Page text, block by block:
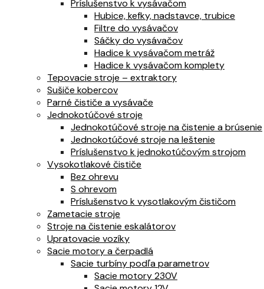
Príslušenstvo k vysávačom
Hubice, kefky, nadstavce, trubice
Filtre do vysávačov
Sáčky do vysávačov
Hadice k vysávačom metráž
Hadice k vysávačom komplety
Tepovacie stroje – extraktory
Sušiče kobercov
Parné čističe a vysávače
Jednokotúčové stroje
Jednokotúčové stroje na čistenie a brúsenie
Jednokotúčové stroje na leštenie
Príslušenstvo k jednokotúčovým strojom
Vysokotlakové čističe
Bez ohrevu
S ohrevom
Príslušenstvo k vysotlakovým čističom
Zametacie stroje
Stroje na čistenie eskalátorov
Upratovacie vozíky
Sacie motory a čerpadlá
Sacie turbíny podľa parametrov
Sacie motory 230V